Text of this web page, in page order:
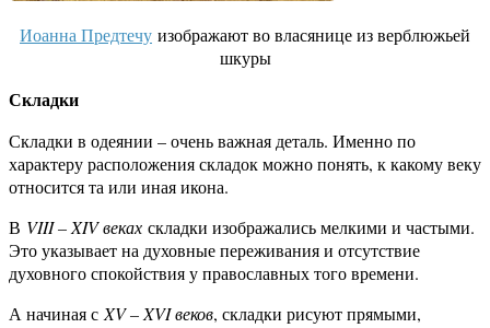
Иоанна Предтечу изображают во власянице из верблюжьей
шкуры
Складки
Складки в одеянии – очень важная деталь. Именно по
характеру расположения складок можно понять, к какому веку
относится та или иная икона.
В VIII – XIV веках складки изображались мелкими и частыми.
Это указывает на духовные переживания и отсутствие
духовного спокойствия у православных того времени.
А начиная с XV – XVI веков, складки рисуют прямыми,